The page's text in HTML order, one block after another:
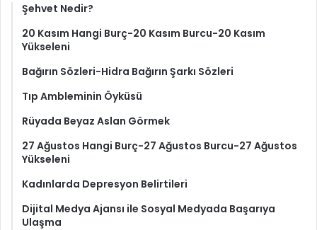
Şehvet Nedir?
20 Kasım Hangi Burç-20 Kasım Burcu-20 Kasım
Yükseleni
Bağırın Sözleri-Hidra Bağırın Şarkı Sözleri
Tıp Ambleminin Öyküsü
Rüyada Beyaz Aslan Görmek
27 Ağustos Hangi Burç-27 Ağustos Burcu-27 Ağustos
Yükseleni
Kadınlarda Depresyon Belirtileri
Dijital Medya Ajansı ile Sosyal Medyada Başarıya
Ulaşma